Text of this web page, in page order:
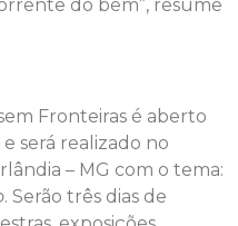
do bem”, resume
Fronteiras é aberto
será realizado no
– MG com o tema:
. Serão três dias de